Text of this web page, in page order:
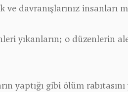
davranışlarınız insanları
yıkanların; o düzenlerin
yaptığı gibi ölüm